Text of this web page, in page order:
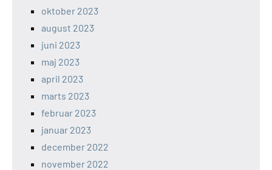
oktober 2023
august 2023
juni 2023
maj 2023
april 2023
marts 2023
februar 2023
januar 2023
december 2022
november 2022